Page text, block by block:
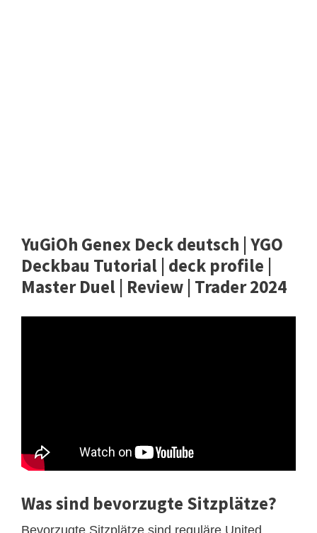
YuGiOh Genex Deck deutsch | YGO
Deckbau Tutorial | deck profile |
Master Duel | Review | Trader 2024
Was sind bevorzugte Sitzplätze?
Bevorzugte Sitzplätze sind reguläre United